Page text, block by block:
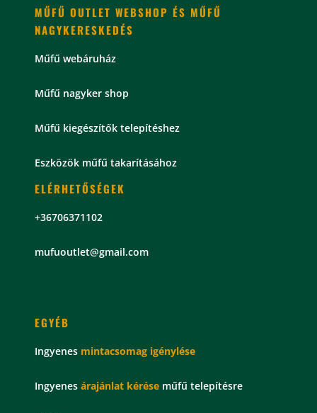
MŰFŰ OUTLET WEBSHOP ÉS MŰFŰ
NAGYKERESKEDÉS
Műfű webáruház
Műfű nagyker shop
Műfű kiegészítők telepítéshez
Eszközök műfű takarításához
ELÉRHETŐSÉGEK
+36706371102
mufuoutlet@gmail.com
EGYÉB
Ingyenes mintacsomag igénylése
Ingyenes árajánlat kérése műfű telepítésre